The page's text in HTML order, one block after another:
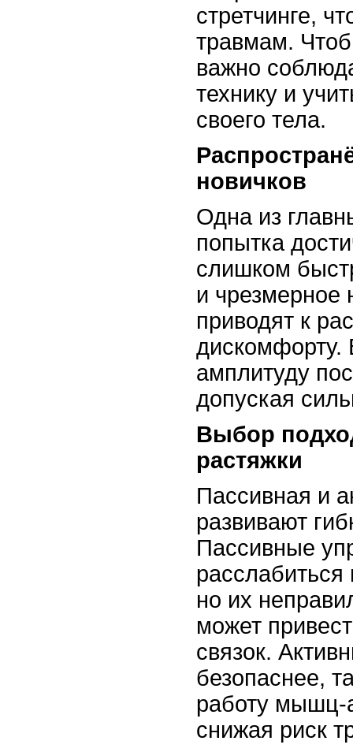
стретчинге,
травмам.
важно
технику и
своего тела.
новичков
Одна из
попытка
слишком
и
приводят к
дискомфорту.
амплитуду
допуская
Выбор
растяжки
Пассивная и
развивают
Пассивные
но их
может
связок.
безопаснее,
работу мышц-
снижая риск